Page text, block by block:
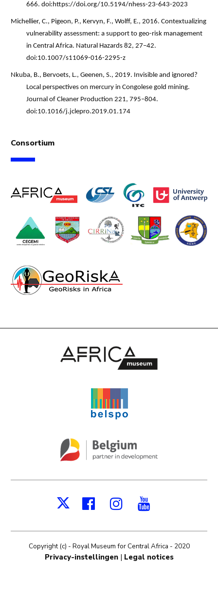
666. doi:https://doi.org/10.5194/nhess-23-643-2023
Michellier, C., Pigeon, P., Kervyn, F., Wolff, E., 2016. Contextualizing
vulnerability assessment: a support to geo-risk management
in Central Africa. Natural Hazards 82, 27–42.
doi:10.1007/s11069-016-2295-z
Nkuba, B., Bervoets, L., Geenen, S., 2019. Invisible and ignored?
Local perspectives on mercury in Congolese gold mining.
Journal of Cleaner Production 221, 795–804.
doi:10.1016/j.jclepro.2019.01.174
Consortium
FacebookInstagram
Copyright (c) - Royal Museum for Central Africa - 2020
Privacy-instellingen| Legal notices